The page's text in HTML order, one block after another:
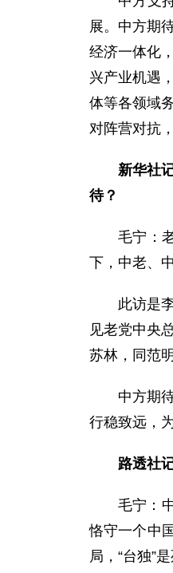
展。中方期
经济一体化
兴产业机遇
体等各领域
对阵营对抗
新华社
待？
毛宁：
下，中老、
此访是
见老党中央
苏林，同范
中方期
行稳致远，
路透社
毛宁：
恪守一个中
局，“台独”